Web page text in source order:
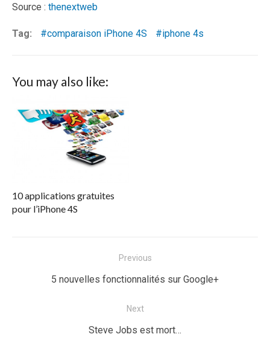
Source : thenextweb
Tag: comparaison iPhone 4S iphone 4s
You may also like:
10 applications gratuites
pour l’iPhone 4S
Previous
Previous
5 nouvelles fonctionnalités sur Google+
Next
Next
Steve Jobs est mort…